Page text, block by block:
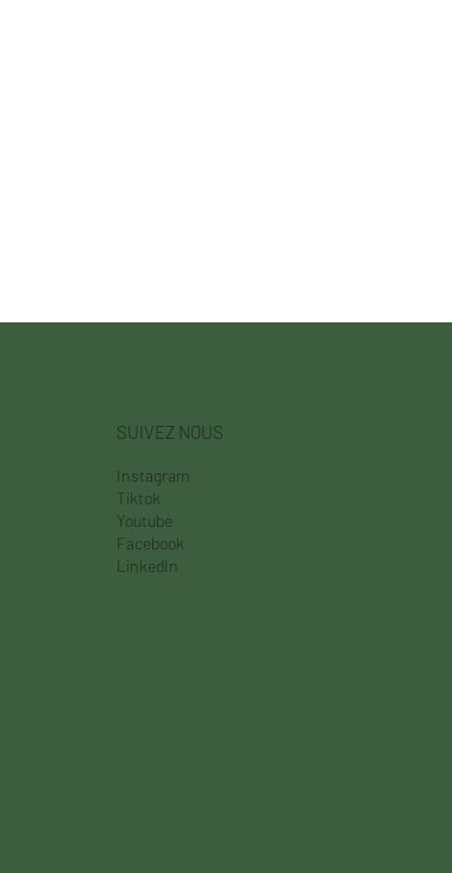
SUIVEZ NOUS
Instagram
Tiktok
Youtube
Facebook
LinkedIn